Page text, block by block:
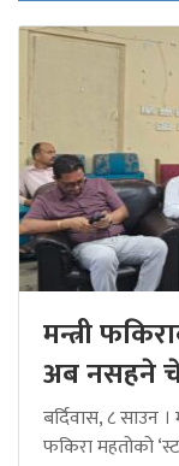
मन्त्री
अब नसहने
बर्दिवास, ८ साउन
फकिरा महतोको